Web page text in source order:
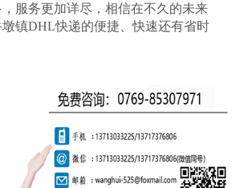
服务更加详尽，相信在不久的未来
镇DHL快递的便捷、快速还有省时